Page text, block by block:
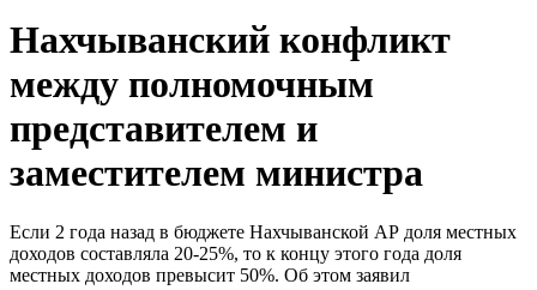
Нахчыванский конфликт
между полномочным
представителем и
заместителем министра
Если 2 года назад в бюджете Нахчыванской АР доля местных
доходов составляла 20-25%, то к концу этого года доля
местных доходов превысит 50%. Об этом заявил